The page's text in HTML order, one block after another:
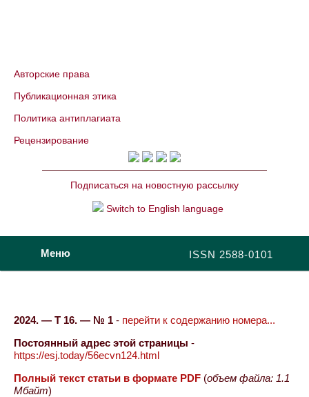
Авторские права
Публикационная этика
Политика антиплагиата
Рецензирование
Подписаться на новостную рассылку
Switch to English language
ISSN 2588-0101
Меню
2024. — Т 16. — № 1 - перейти к содержанию номера...
Постоянный адрес этой страницы -
https://esj.today/56ecvn124.html
Полный текст статьи в формате PDF (объем файла: 1.1
Мбайт)